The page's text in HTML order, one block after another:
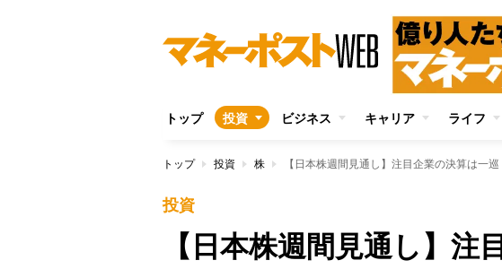
トップ 投資 ビジネス キャリア ライフ
トップ 投資 株 【日本株週間見通し】注目企業の決算は一
投資
【日本株週間見通し】注